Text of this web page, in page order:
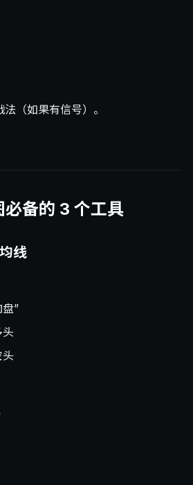
（如果有信号）。
必备的 3 个工具
线
”
头
头